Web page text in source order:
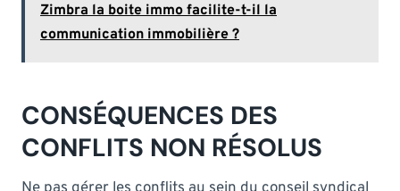
Zimbra la boite immo facilite-t-il la
communication immobilière ?
CONSÉQUENCES DES
CONFLITS NON RÉSOLUS